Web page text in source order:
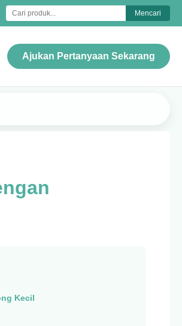
Mencari
Ajukan Pertanyaan Sekarang
Kecil